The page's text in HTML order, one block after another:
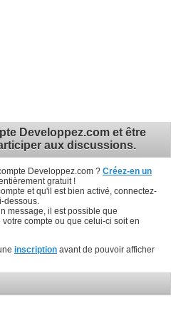
Developpez.com et être
aux discussions.
Developpez.com ? Créez-en un
entièrement gratuit !
et qu'il est bien activé, connectez-
dessous.
message, il est possible que
compte ou que celui-ci soit en
inscription avant de pouvoir afficher